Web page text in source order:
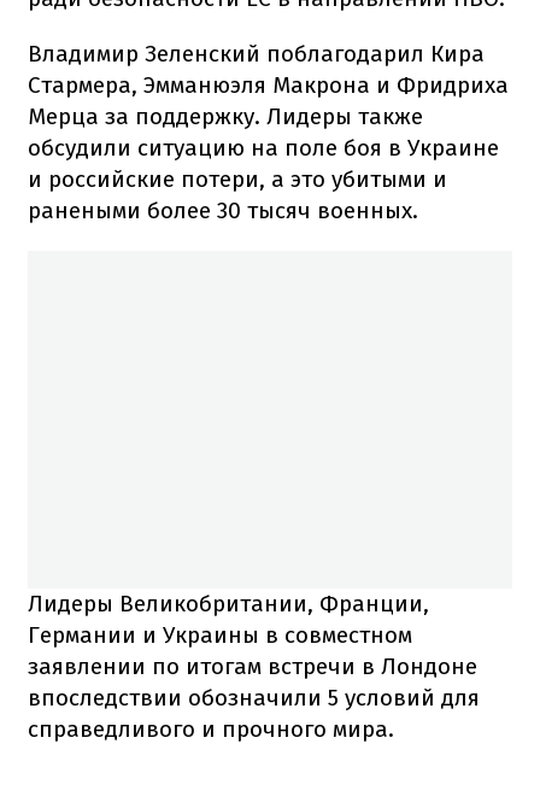
Владимир Зеленский поблагодарил Кира
Стармера, Эмманюэля Макрона и Фридриха
Мерца за поддержку. Лидеры также
обсудили ситуацию на поле боя в Украине
и российские потери, а это убитыми и
ранеными более 30 тысяч военных.
Лидеры Великобритании, Франции,
Германии и Украины в совместном
заявлении по итогам встречи в Лондоне
впоследствии обозначили 5 условий для
справедливого и прочного мира.